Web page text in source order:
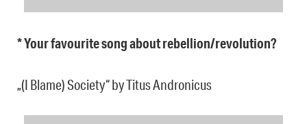
* Your favourite song about rebellion/revolution?
„(I Blame) Society“ by Titus Andronicus